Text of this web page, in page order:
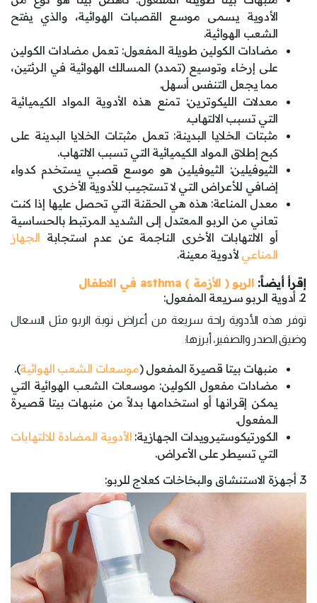
الأدوية يسمى موسع القصبات الهوائية، والذي يفتح
الشعب الهوائية.
مضادات الكولين طويلة المفعول: تعمل مضادات الكولين
على إرخاء وتوسيع (تمدد) المسالك الهوائية في الرئتين،
مما يجعل التنفس أسهل.
معدلات الليكوترين: تمنع هذه الأدوية المواد الكيميائية
التي تسبب الالتهاب.
مثبتات الخلايا البدينة: تعمل مثبتات الخلايا البدينة على
كبح إطلاق المواد الكيميائية التي تسبب الالتهاب.
الثيوفيلين: الثيوفيلين هو موسع قصبي يستخدم كدواء
إضافي للأعراض التي لا تستجيب للأدوية الأخرى.
معدل المناعة: هذه هي الحقنة التي تحصل عليها إذا كنت
تعاني من الربو المعتدل إلى الشديد المرتبط بالحساسية
أو الالتهابات الأخرى الناجمة عن عدم استجابة الجهاز
المناعي لأدوية معينة.
إقرأ أيضاً: الربو ( الأزمة ) asthma في الاطفال
2. أدوية الربو سريعة المفعول:
توفر هذه الأدوية راحة سريعة من أعراض نوبة الربو مثل السعال
وضيق الصدر والصفير، أبرزها:
منبهات بيتا قصيرة المفعول (موسعات الشعب الهوائية).
مضادات مفعول الكولين: موسعات الشعب الهوائية التي
يمكن إقرانها أو استخدامها بدلاً من منبهات بيتا قصيرة
المفعول.
الكورتيكوستيرويدات الجهازية: الأدوية المضادة للالتهابات
التي تسيطر على الأعراض.
3. أجهزة الاستنشاق والبخاخات كعلاج للربو: